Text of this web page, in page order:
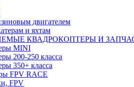
двигателем
и яхтам
КВАДРОКОПТЕРЫ И
MINI
200-250 класса
350+ класса
FPV RACE
FPV